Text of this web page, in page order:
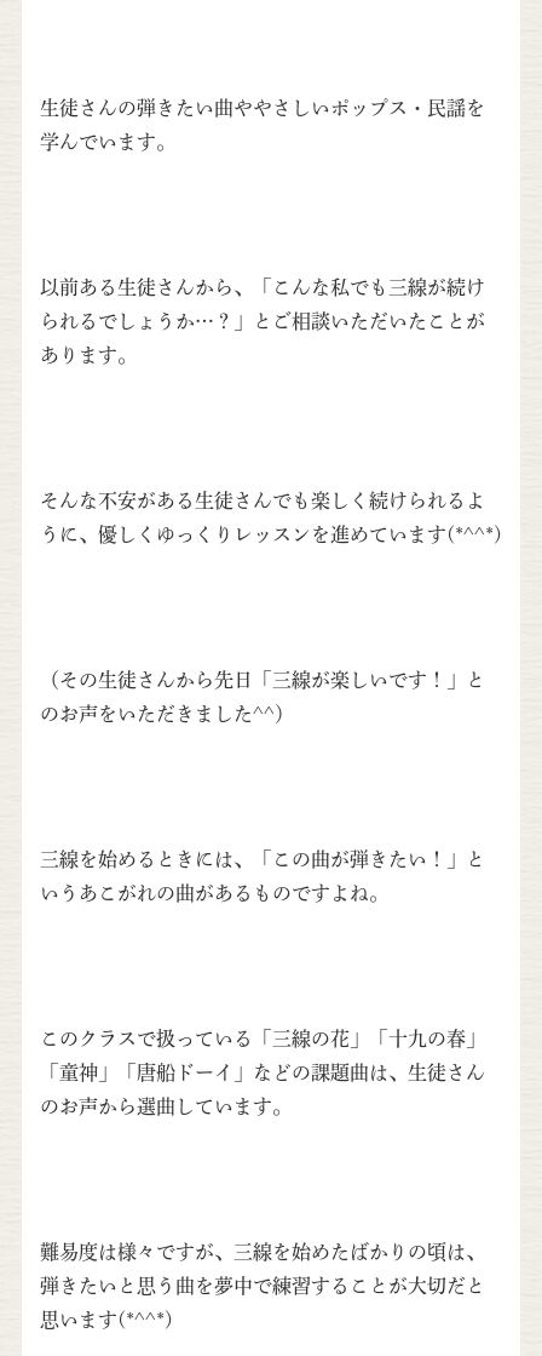
生徒さんの弾きたい曲ややさしいポップス・民謡を
学んでいます。
以前ある生徒さんから、「こんな私でも三線が続け
られるでしょうか…？」とご相談いただいたことが
あります。
そんな不安がある生徒さんでも楽しく続けられるよ
うに、優しくゆっくりレッスンを進めています(*^^*)
（その生徒さんから先日「三線が楽しいです！」と
のお声をいただきました^^）
三線を始めるときには、「この曲が弾きたい！」と
いうあこがれの曲があるものですよね。
このクラスで扱っている「三線の花」「十九の春」
「童神」「唐船ドーイ」などの課題曲は、生徒さん
のお声から選曲しています。
難易度は様々ですが、三線を始めたばかりの頃は、
弾きたいと思う曲を夢中で練習することが大切だと
思います(*^^*)